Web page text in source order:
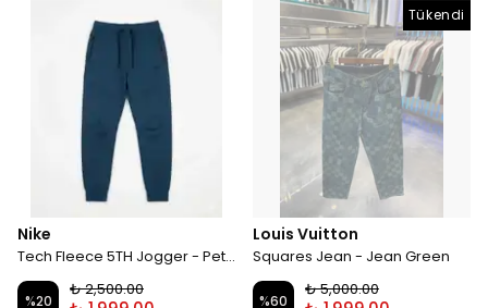
Nike
Tech Fleece 5TH Jogger - Petrol
%20
₺ 2,500.00
Tükendi
Louis Vuitton
Squares Jean - Jean Green
%60
₺ 5,000.00